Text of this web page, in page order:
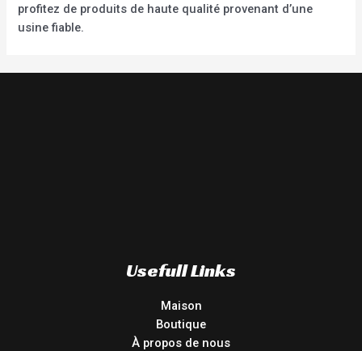
profitez de produits de haute qualité provenant d’une
usine fiable.
Usefull Links
Maison
Boutique
À propos de nous